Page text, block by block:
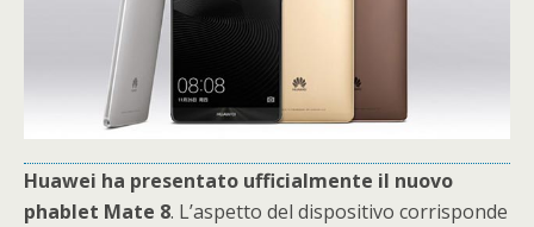
Huawei ha presentato ufficialmente il nuovo
phablet Mate 8. L’aspetto del dispositivo corrisponde